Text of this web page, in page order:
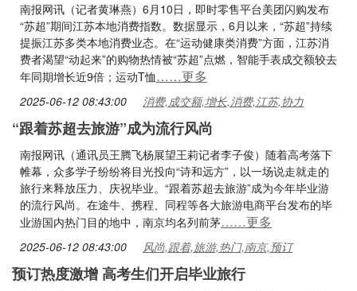
南报网讯（记者黄琳燕）6月10日，即时零售平台美团闪购发布
“苏超”期间江苏本地消费指数。数据显示，6月以来，“苏超”持续
提振江苏多类本地消费业态。在“运动健康类消费”方面，江苏消
费者渴望“动起来”的购物热情被“苏超”点燃，智能手表成交额较去
年同期增长近9倍；运动T恤……更多
2025-06-12 08:43:00 消费,成交额,增长,消费,江苏,协力
“跟着苏超去旅游”成为流行风尚
南报网讯（通讯员王腾飞杨展望王莉记者李子俊）随着高考落下
帷幕，众多学子纷纷将目光投向“诗和远方”，以一场说走就走的
旅行来释放压力、庆祝毕业。“跟着苏超去旅游”成为今年毕业游
的流行风尚。在途牛、携程、同程等各大旅游电商平台发布的毕
业游国内热门目的地中，南京均名列前茅……更多
2025-06-12 08:43:00 风尚,跟着,旅游,热门,南京,预订
预订热度激增 高考生们开启毕业旅行